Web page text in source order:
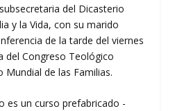
del Dicasterio
y la Vida, con su marido
de la tarde del viernes
del Congreso Teológico
Mundial de las Familias.
es un curso prefabricado -